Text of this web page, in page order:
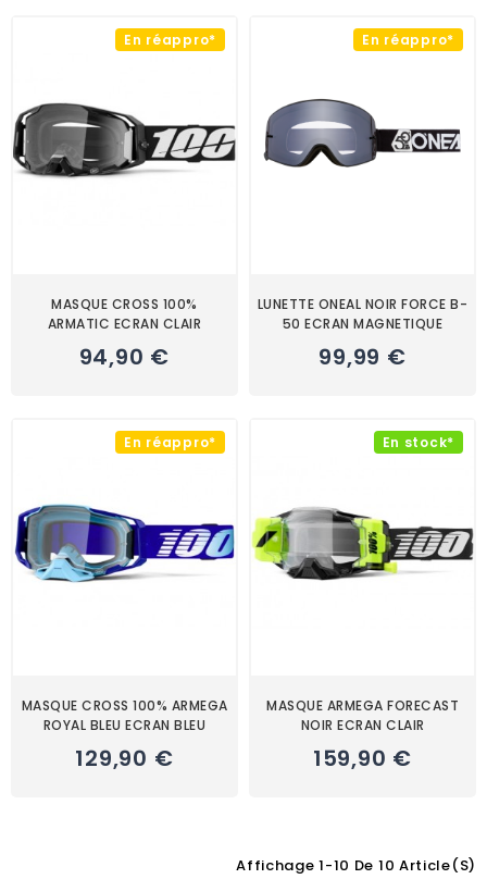
En réappro*
MASQUE CROSS 100%
ARMATIC ECRAN CLAIR
94,90 €
En réappro*
LUNETTE ONEAL NOIR FORCE B-
50 ECRAN MAGNETIQUE
99,99 €
En réappro*
MASQUE CROSS 100% ARMEGA
ROYAL BLEU ECRAN BLEU
129,90 €
En stock*
MASQUE ARMEGA FORECAST
NOIR ECRAN CLAIR
159,90 €
Affichage 1-10 De 10 Article(s)